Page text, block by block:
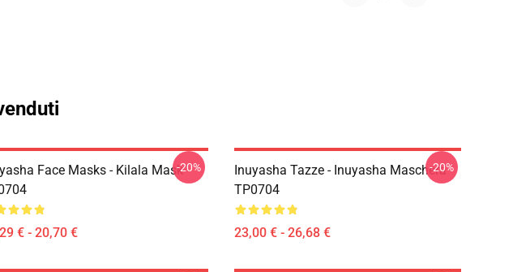
Face Masks - Kilala Mask
€ - 20,70 €
-20%
Inuyasha Tazze - Inuyasha Maschera
TP0704
23,00 € - 26,68 €
-20%